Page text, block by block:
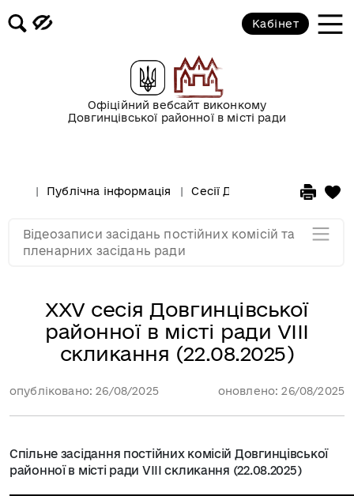
Офіційний вебсайт виконкому
Довгинцівської районної в місті ради
Кабінет
Публічна інформація Сесії Довгинцівської
XXV сесія Довгинцівської
районної в місті ради VIII
скликання (22.08.2025)
опубліковано: 26/08/2025 оновлено: 26/08/2025
Спільне засідання постійних комісій Довгинцівської
районної в місті ради VIII скликання (22.08.2025)
Відеозаписи засідань постійних комісій та
пленарних засідань ради
Засідання постійної комісії
планування, бюджету, соціально-
економічного розвитку,
регуляторної політики та
підприємництва (23.08.2024)
(23.08.2024)
Мапа розділу